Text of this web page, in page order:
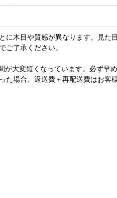
に木目や質感が異なります。見た
ご了承ください。
大変短くなっています。必ず早
た場合、返送費＋再配送費はお客